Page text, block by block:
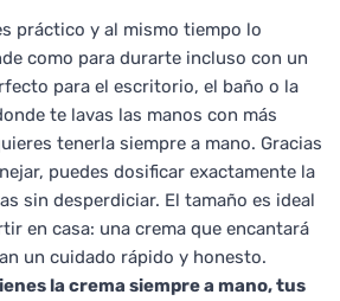
práctico y al mismo tiempo lo
como para durarte incluso con un
para el escritorio, el baño o la
te lavas las manos con más
tenerla siempre a mano. Gracias
puedes dosificar exactamente la
sin desperdiciar. El tamaño es ideal
en casa: una crema que encantará
un cuidado rápido y honesto.
la crema siempre a mano, tus